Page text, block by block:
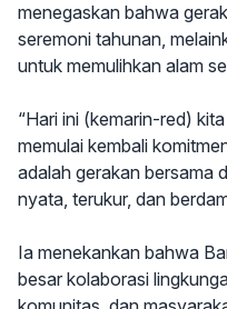
menegaskan bahwa
seremoni tahunan,
untuk memulihkan alam
“Hari ini (kemarin-red)
memulai kembali
adalah gerakan bersama
nyata, terukur, dan
Ia menekankan bahwa
besar kolaborasi